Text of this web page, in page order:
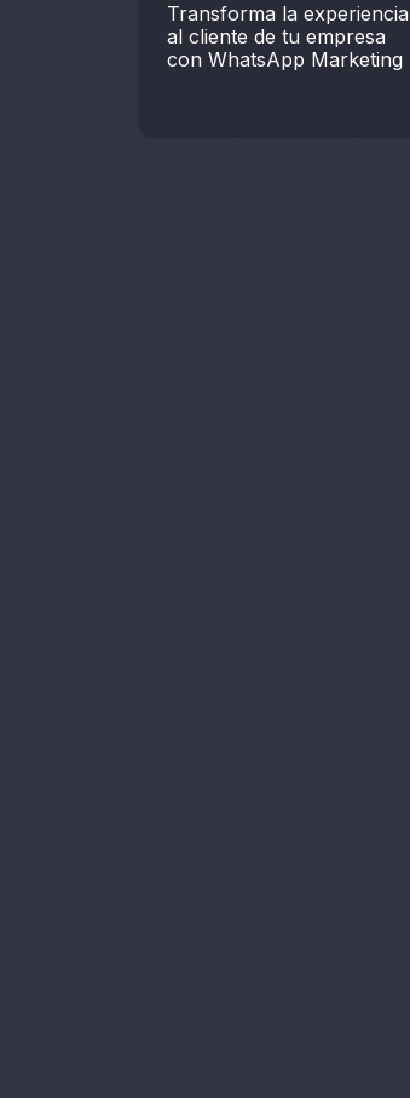
Transforma la experiencia
al cliente de tu empresa
con WhatsApp Marketing